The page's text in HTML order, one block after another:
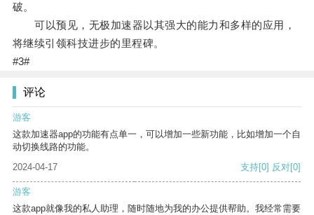
破。
可以预见，无极加速器以其强大的能力和多样的应用，
将继续引领科技进步的里程碑。
#3#
评论
游客
这款加速器app的功能有点单一，可以增加一些新功能，比如增加一个自
动切换线路的功能。
2024-04-17
支持[0] 反对[0]
游客
这款app就像我的私人助理，随时随地为我的办公提供帮助。我经常需要